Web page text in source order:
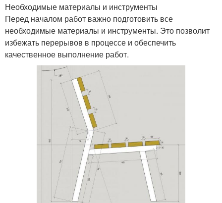
Необходимые материалы и инструменты
Перед началом работ важно подготовить все
необходимые материалы и инструменты. Это позволит
избежать перерывов в процессе и обеспечить
качественное выполнение работ.